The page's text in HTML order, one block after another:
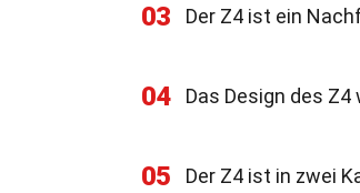
03 Der Z4 ist ein
04 Das Design des
05 Der Z4 ist in zwei